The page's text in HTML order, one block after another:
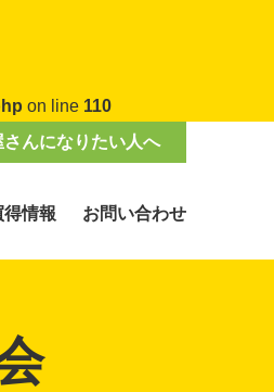
on line 110
得情報 お問い合わせ
さんになりたい人へ